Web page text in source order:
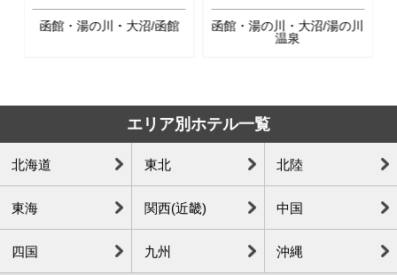
函館・湯の川・大沼/函館
函館・湯の川・大沼/湯の川
温泉
エリア別ホテル一覧
北海道 東北 北陸
東海 関西(近畿) 中国
四国 九州 沖縄